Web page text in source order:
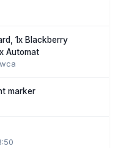
1x Blackberry
Automat
marker